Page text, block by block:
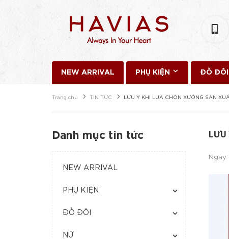
NEW ARRIVAL PHỤ KIỆN ĐỒ ĐÔI
Trang chủ TIN TỨC LƯU Ý KHI LỰA CHỌN XƯỞNG SẢN
LƯU
Ngày
Danh mục tin tức
NEW ARRIVAL
PHỤ KIỆN
ĐỒ ĐÔI
NỮ